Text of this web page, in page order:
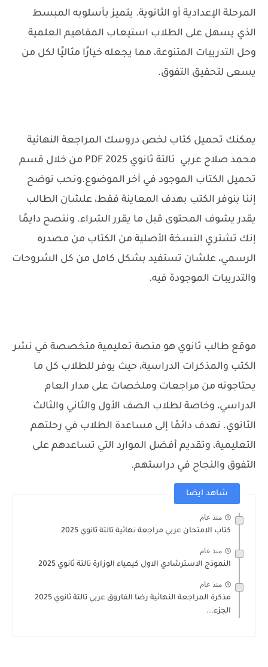
المرحلة الإعدادية أو الثانوية. يتميز بأسلوبه المبسط
الذي يسهل على الطلاب استيعاب المفاهيم العلمية
وحل التدريبات المتنوعة، مما يجعله خيارًا مثاليًا لكل من
يسعى لتحقيق التفوق.
يمكنك تحميل كتاب لخص دروسك المراجعة النهائية
محمد صلاح عربي تالتة ثانوي 2025 PDF من خلال قسم
تحميل الكتاب الموجود في آخر الموضوع.ونحب نوضح
إننا بنوفر الكتب بهدف المعاينة فقط، علشان الطالب
يقدر يشوف المحتوى قبل ما يقرر الشراء. وننصح دايمًا
إنك تشتري النسخة الأصلية من الكتاب من مصدره
الرسمي، علشان تستفيد بشكل كامل من كل الشروحات
والتدريبات الموجودة فيه.
موقع طالب ثانوي هو منصة تعليمية متخصصة في نشر
الكتب والمذكرات الدراسية، حيث يوفر للطلاب كل ما
يحتاجونه من مراجعات وملخصات على مدار العام
الدراسي، وخاصة لطلاب الصف الأول والثاني والثالث
الثانوي. نهدف دائمًا إلى مساعدة الطلاب في رحلتهم
التعليمية، وتقديم أفضل الموارد التي تساعدهم على
التفوق والنجاح في دراستهم.
شاهد ايضا
منذ عام
كتاب الامتحان عربي مراجعة نهائية تالتة ثانوي 2025
منذ عام
النموذج الاسترشادي الاول كيمياء الوزارة تالتة ثانوي 2025
منذ عام
مذكرة المراجعة النهائية رضا الفاروق عربي تالتة ثانوي 2025
الجزء...